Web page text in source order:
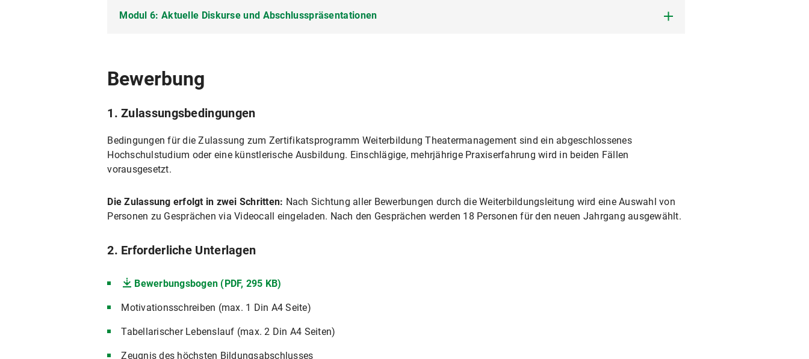
Öffentliches Ordnungsrecht
Sponsoringakquise
Selbstführung
Konfliktmanagement
Motivation
Teambuilding
Training von Bewerbungs- und Auswahlgesprächen sowei Intendanzbewerbungen
Modul 6: Aktuelle Diskurse und Abschlusspräsentationen
Change Management
Strategisches Management
Familie und Care und Theater
Bewerbung
1. Zulassungsbedingungen
Bedingungen für die Zulassung zum Zertifikatsprogramm Weiterbildung Theatermanagement sind ein abgeschlossenes
Hochschulstudium oder eine künstlerische Ausbildung. Einschlägige, mehrjährige Praxiserfahrung wird in beiden Fällen
vorausgesetzt.
Die Zulassung erfolgt in zwei Schritten: Nach Sichtung aller Bewerbungen durch die Weiterbildungsleitung wird eine Auswahl von
Personen zu Gesprächen via Videocall eingeladen. Nach den Gesprächen werden 18 Personen für den neuen Jahrgang ausgewählt.
2. Erforderliche Unterlagen
Bewerbungsbogen (PDF, 295 KB)
Motivationsschreiben (max. 1 Din A4 Seite)
Tabellarischer Lebenslauf (max. 2 Din A4 Seiten)
Zeugnis des höchsten Bildungsabschlusses